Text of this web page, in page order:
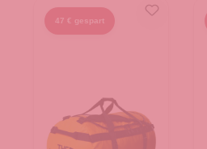
47 € gespart